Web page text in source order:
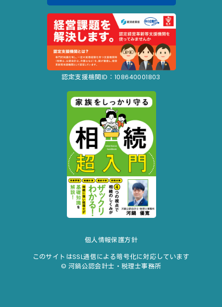
認定支援機関ID：108640001803
個人情報保護方針
このサイトはSSL通信による暗号化に対応しています
© 河鍋公認会計士・税理士事務所